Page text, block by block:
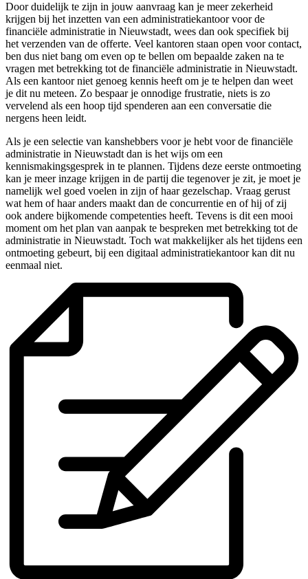
Door duidelijk te zijn in jouw aanvraag kan je meer zekerheid
krijgen bij het inzetten van een administratiekantoor voor de
financiële administratie in Nieuwstadt, wees dan ook specifiek bij
het verzenden van de offerte. Veel kantoren staan open voor contact,
ben dus niet bang om even op te bellen om bepaalde zaken na te
vragen met betrekking tot de financiële administratie in Nieuwstadt.
Als een kantoor niet genoeg kennis heeft om je te helpen dan weet
je dit nu meteen. Zo bespaar je onnodige frustratie, niets is zo
vervelend als een hoop tijd spenderen aan een conversatie die
nergens heen leidt.
Als je een selectie van kanshebbers voor je hebt voor de financiële
administratie in Nieuwstadt dan is het wijs om een
kennismakingsgesprek in te plannen. Tijdens deze eerste ontmoeting
kan je meer inzage krijgen in de partij die tegenover je zit, je moet je
namelijk wel goed voelen in zijn of haar gezelschap. Vraag gerust
wat hem of haar anders maakt dan de concurrentie en of hij of zij
ook andere bijkomende competenties heeft. Tevens is dit een mooi
moment om het plan van aanpak te bespreken met betrekking tot de
administratie in Nieuwstadt. Toch wat makkelijker als het tijdens een
ontmoeting gebeurt, bij een digitaal administratiekantoor kan dit nu
eenmaal niet.